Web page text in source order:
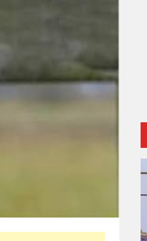
One, Salary, Skills
April 30, 2021